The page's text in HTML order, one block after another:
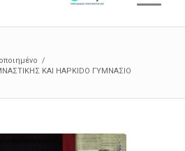
/
ΚΑΙ HAPKIDO ΓΥΜΝΑΣΙΟ